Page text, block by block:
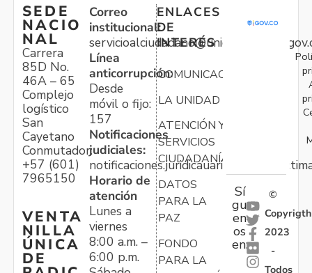
SEDE
NACIO
NAL
Carrera
85D No.
46A – 65
Complejo
logístico
San
Cayetano
Conmutador:
+57 (601)
7965150
VENTA
NILLA
ÚNICA
DE
Correo
institucional:
Línea
anticorrupción:
Desde
móvil o fijo:
157
Notificaciones
judiciales:
Horario de
atención
Lunes a
viernes
8:00 a.m. –
6:00 p.m.
ENLACES
DE
INTERÉS
COMUNICACIONES
LA UNIDAD
ATENCIÓN Y
SERVICIOS
CIUDADANÍA
DATOS
PARA LA
PAZ
FONDO
PARA LA
Sí
gu
en
os
en:
©
Copyrigth
2023
-
Todos